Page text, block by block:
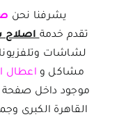
يشرفنا نحن
تقدم خدمةاصلاح
لشاشات
مشاكل و اعطال
موجود داخل صفحة
القاهرة الكبرى